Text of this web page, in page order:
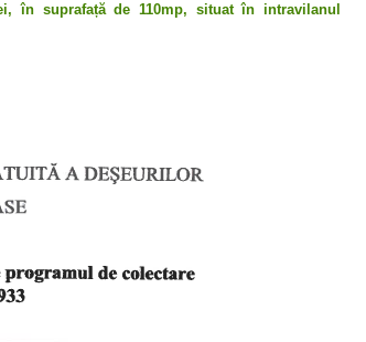
în suprafață de 110mp, situat în intravilanul